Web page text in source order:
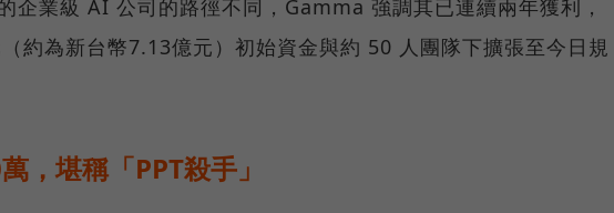
企業級 AI 公司的路徑不同，Gamma 強調其已連續兩年獲利，
約為新台幣7.13億元）初始資金與約 50 人團隊下擴張至今日規
，堪稱「PPT殺手」